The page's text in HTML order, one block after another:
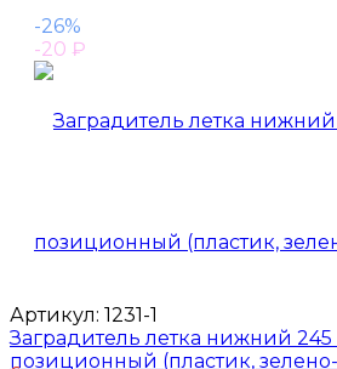
-26%
-20 ₽
Артикул: 1231-1
Заградитель летка нижний
позиционный (пластик,